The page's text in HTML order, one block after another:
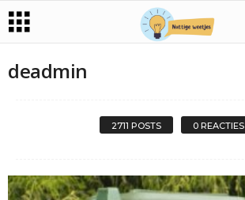
deadmin
2711 POSTS 0 REACTIES